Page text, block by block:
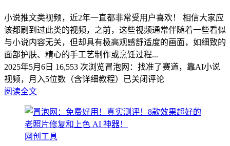
小说推文类视频，近2年一直都非常受用户喜欢！ 相信大家应
该都刷到过此类的视频，之前，这些视频通常伴随着一些看似
与小说内容无关，但却具有极高观感舒适度的画面，如细致的
面部护肤、精心的手工艺制作或烹饪过程...
2025年5月6日 16,553 次浏览冒泡网：找准了赛道，靠AI小说
视频，月入5位数（含详细教程） 已关闭评论
阅读全文
网创工具